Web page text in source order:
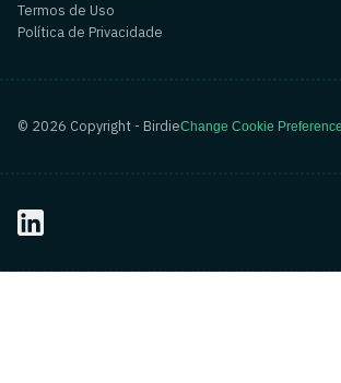
Termos de Uso
Política de Privacidade
© 2026 Copyright - BirdieChange Cookie